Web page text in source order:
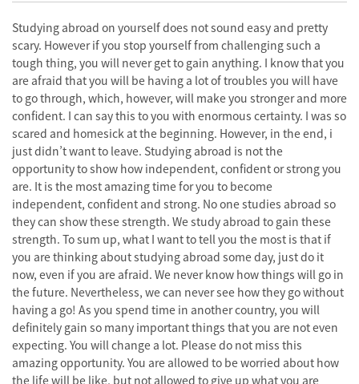
Studying abroad on yourself does not sound easy and pretty
scary. However if you stop yourself from challenging such a
tough thing, you will never get to gain anything. I know that you
are afraid that you will be having a lot of troubles you will have
to go through, which, however, will make you stronger and more
confident. I can say this to you with enormous certainty. I was so
scared and homesick at the beginning. However, in the end, i
just didn’t want to leave. Studying abroad is not the
opportunity to show how independent, confident or strong you
are. It is the most amazing time for you to become
independent, confident and strong. No one studies abroad so
they can show these strength. We study abroad to gain these
strength. To sum up, what I want to tell you the most is that if
you are thinking about studying abroad some day, just do it
now, even if you are afraid. We never know how things will go in
the future. Nevertheless, we can never see how they go without
having a go! As you spend time in another country, you will
definitely gain so many important things that you are not even
expecting. You will change a lot. Please do not miss this
amazing opportunity. You are allowed to be worried about how
the life will be like, but not allowed to give up what you are